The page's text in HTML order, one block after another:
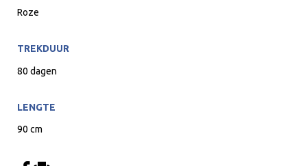
Roze
TREKDUUR
80 dagen
LENGTE
90 cm